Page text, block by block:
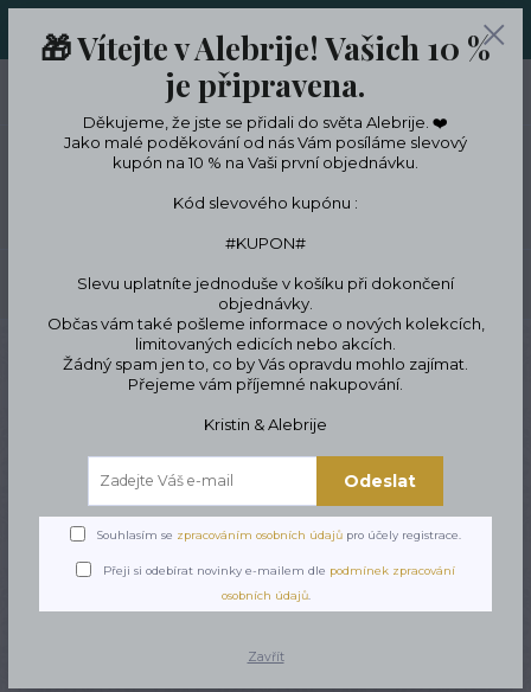
LIMITKÁCH
CZK
Hledat
Náramky Symbolické náramky
Přírodní motivy
Barevné Náramky Set
Barevné Náramky Set
🎁 Vítejte v Alebrije! Vašich 10 %
je připravena.
Děkujeme, že jste se přidali do světa Alebrije. ❤️
Jako malé poděkování od nás Vám posíláme slevový
kupón na 10 % na Vaši první objednávku.
Kód slevového kupónu :
#KUPON#
Slevu uplatníte jednoduše v košíku při dokončení
objednávky.
Občas vám také pošleme informace o nových kolekcích,
limitovaných edicích nebo akcích.
Žádný spam jen to, co by Vás opravdu mohlo zajímat.
Přejeme vám příjemné nakupování.
Kristin & Alebrije
Odeslat
Souhlasím se zpracováním osobních údajů pro účely registrace.
Přeji si odebírat novinky e-mailem dle podmínek zpracování
osobních údajů.
Zavřít